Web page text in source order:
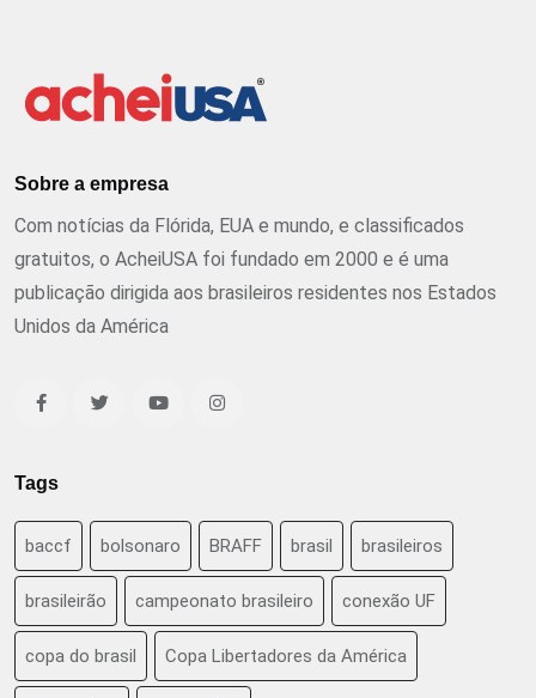
Sobre a empresa
Com notícias da Flórida, EUA e mundo, e classificados
gratuitos, o AcheiUSA foi fundado em 2000 e é uma
publicação dirigida aos brasileiros residentes nos Estados
Unidos da América
Tags
baccf bolsonaro BRAFF brasil brasileiros
brasileirão campeonato brasileiro conexão UF
copa do brasil Copa Libertadores da América